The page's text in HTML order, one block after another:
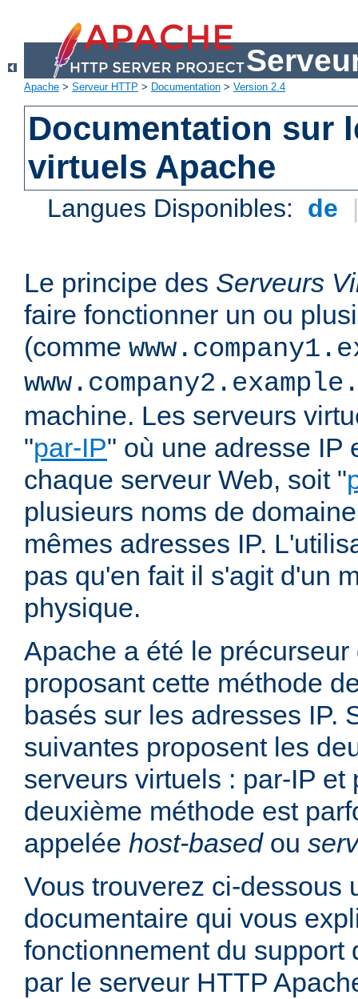
Apache > Serveur HTTP > Documentation > Version 2.4
Documentation sur
virtuels Apache
Langues Disponibles: de
Le principe des Serveurs
faire fonctionner un ou
(comme
machine. Les serveurs
"par-IP" où une adresse IP
chaque serveur Web, soit "
plusieurs noms de
mêmes adresses IP.
pas qu'en fait il s'agit d'un
physique.
Apache a été le
proposant cette méthode
basés sur les adresses IP.
suivantes proposent les
serveurs virtuels : par-IP et
deuxième méthode est
appelée host-basedou
Vous trouverez ci-dessous
documentaire qui vous
fonctionnement du support
par le serveur HTTP